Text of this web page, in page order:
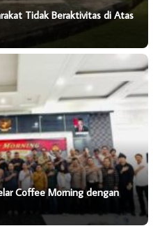
Tidak Beraktivitas di Atas
Coffee Morning dengan